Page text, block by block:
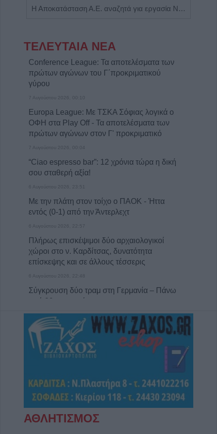
Η Αποκατάσταση Α.Ε. αναζητά για εργασία Νοσηλευτές και Βοηθούς Νοσηλευτές
ΤΕΛΕΥΤΑΙΑ ΝΕΑ
Conference League: Τα αποτελέσματα των
πρώτων αγώνων του Γ΄προκριματικού
γύρου
7 Αυγούστου 2026, 00:10
Europa League: Με ΤΣΚΑ Σόφιας λογικά ο
ΟΦΗ στα Play Off - Τα αποτελέσματα των
πρώτων αγώνων στον Γ' προκριματικό
7 Αυγούστου 2026, 00:04
“Ciao espresso bar”: 12 χρόνια τώρα η δική
σου σταθερή αξία!
6 Αυγούστου 2026, 23:51
Με την πλάτη στον τοίχο ο ΠΑΟΚ - Ήττα
εντός (0-1) από την Άντερλεχτ
6 Αυγούστου 2026, 22:57
Πλήρως επισκέψιμοι δύο αρχαιολογικοί
χώροι στο ν. Καρδίτσας, δυνατότητα
επίσκεψης και σε άλλους τέσσερις
6 Αυγούστου 2026, 22:48
Σύγκρουση δύο τραμ στη Γερμανία – Πάνω
από 20 τραυματίες
6 Αυγούστου 2026, 21:11
Συρία: Δύο νεκροί και 13 τραυματίες από
έκρηξη βόμβας σε λεωφορείο
6 Αυγούστου 2026, 20:28
για τον Ιό του Δυτικού Νείλου στην Δ.Κ.
Χαλκίδα: Γυναίκα έπεσε από την Υψηλή
ΑΘΛΗΤΙΣΜΟΣ